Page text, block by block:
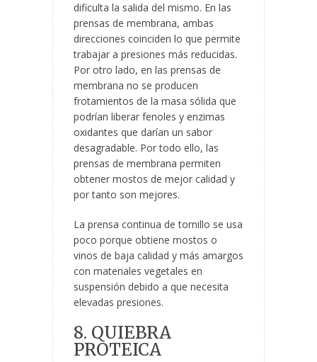
dificulta la salida del mismo. En las
prensas de membrana, ambas
direcciones coinciden lo que permite
trabajar a presiones más reducidas.
Por otro lado, en las prensas de
membrana no se producen
frotamientos de la masa sólida que
podrían liberar fenoles y enzimas
oxidantes que darían un sabor
desagradable. Por todo ello, las
prensas de membrana permiten
obtener mostos de mejor calidad y
por tanto son mejores.
La prensa continua de tornillo se usa
poco porque obtiene mostos o
vinos de baja calidad y más amargos
con materiales vegetales en
suspensión debido a que necesita
elevadas presiones.
8. QUIEBRA
PROTEICA